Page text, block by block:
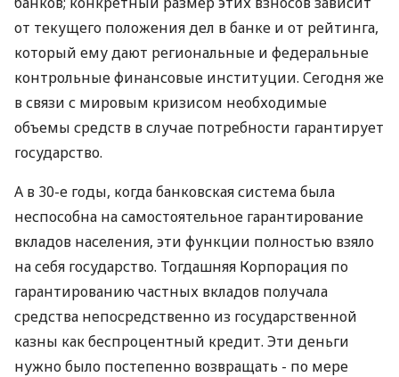
от текущего положения дел в банке и от рейтинга,
который ему дают региональные и федеральные
контрольные финансовые институции. Сегодня же
в связи с мировым кризисом необходимые
объемы средств в случае потребности гарантирует
государство.
А в 30-е годы, когда банковская система была
неспособна на самостоятельное гарантирование
вкладов населения, эти функции полностью взяло
на себя государство. Тогдашняя Корпорация по
гарантированию частных вкладов получала
средства непосредственно из государственной
казны как беспроцентный кредит. Эти деньги
нужно было постепенно возвращать - по мере